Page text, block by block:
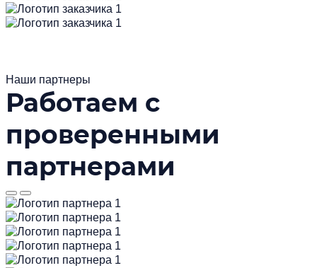
Наши партнеры
Работаем с
проверенными
партнерами